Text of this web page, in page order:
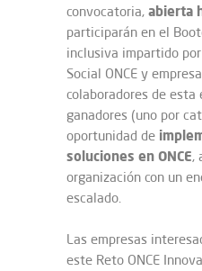
convocatoria, abierta
participarán en el
inclusiva impartido
Social ONCE y
colaboradores de esta
ganadores (uno por
oportunidad de
soluciones en ONCE,
organización con un
escalado.
Las empresas
este Reto ONCE